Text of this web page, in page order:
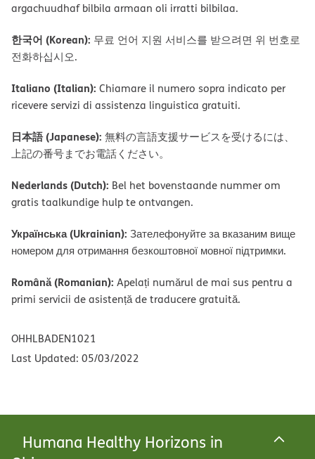
Humana Healthy Horizons in
argachuudhaf bilbila armaan oli irratti bilbilaa.
한국어 (Korean): 무료 언어 지원 서비스를 받으려면 위 번호로
전화하십시오.
Italiano (Italian): Chiamare il numero sopra indicato per
ricevere servizi di assistenza linguistica gratuiti.
日本語 (Japanese): 無料の言語支援サービスを受けるには、
上記の番号までお電話ください。
Nederlands (Dutch): Bel het bovenstaande nummer om
gratis taalkundige hulp te ontvangen.
Українська (Ukrainian): Зателефонуйте за вказаним вище
номером для отримання безкоштовної мовної підтримки.
Română (Romanian): Apelați numărul de mai sus pentru a
primi servicii de asistență de traducere gratuită.
OHHLBADEN1021
Last Updated: 05/03/2022